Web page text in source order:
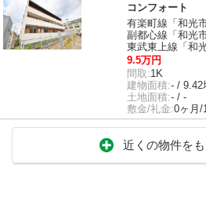
コンフォート
有楽町線「和光
副都心線「和光
東武東上線「和
9.5万円
間取:1K
建物面積:- / 9.42
土地面積:- / -
敷金/礼金:0ヶ月/
近くの物件を